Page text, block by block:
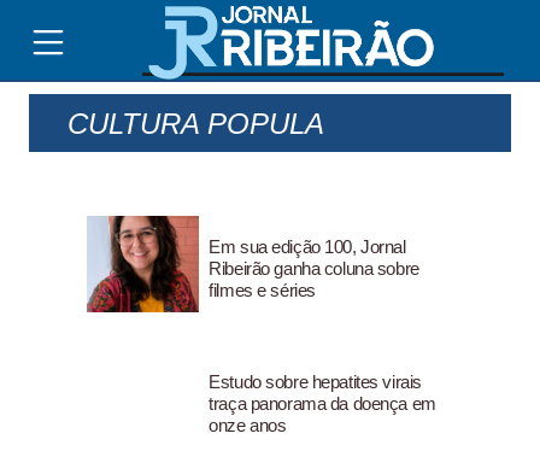
CULTURA POPULA
Em sua edição 100, Jornal
Ribeirão ganha coluna sobre
filmes e séries
Estudo sobre hepatites virais
traça panorama da doença em
onze anos